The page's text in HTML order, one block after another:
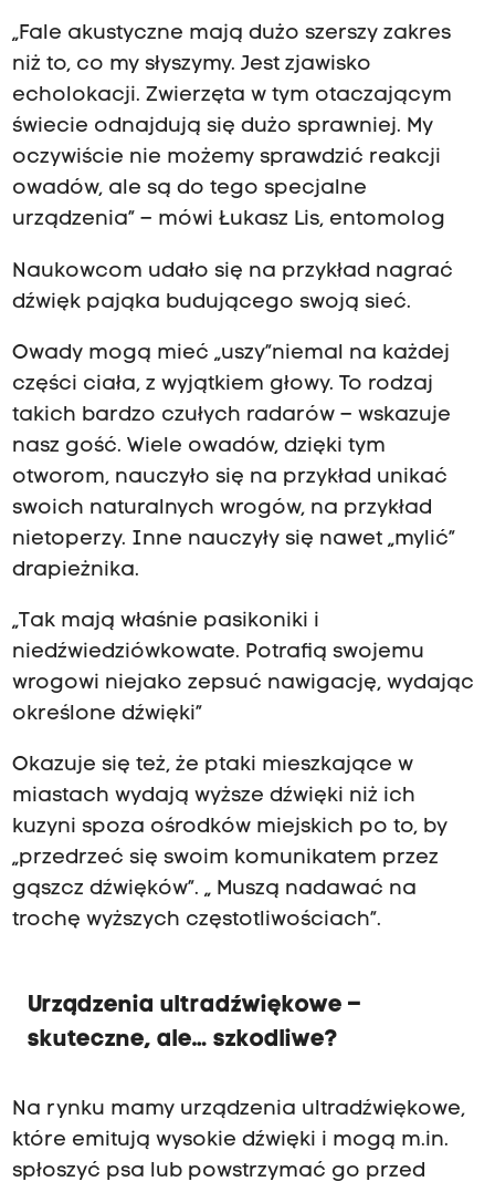
„Fale akustyczne mają dużo szerszy zakres
niż to, co my słyszymy. Jest zjawisko
echolokacji. Zwierzęta w tym otaczającym
świecie odnajdują się dużo sprawniej. My
oczywiście nie możemy sprawdzić reakcji
owadów, ale są do tego specjalne
urządzenia” – mówi Łukasz Lis, entomolog
Naukowcom udało się na przykład nagrać
dźwięk pająka budującego swoją sieć.
Owady mogą mieć „uszy”niemal na każdej
części ciała, z wyjątkiem głowy. To rodzaj
takich bardzo czułych radarów – wskazuje
nasz gość. Wiele owadów, dzięki tym
otworom, nauczyło się na przykład unikać
swoich naturalnych wrogów, na przykład
nietoperzy. Inne nauczyły się nawet „mylić”
drapieżnika.
„Tak mają właśnie pasikoniki i
niedźwiedziówkowate. Potrafią swojemu
wrogowi niejako zepsuć nawigację, wydając
określone dźwięki”
Okazuje się też, że ptaki mieszkające w
miastach wydają wyższe dźwięki niż ich
kuzyni spoza ośrodków miejskich po to, by
„przedrzeć się swoim komunikatem przez
gąszcz dźwięków”. „ Muszą nadawać na
trochę wyższych częstotliwościach”.
Urządzenia ultradźwiękowe –
skuteczne, ale… szkodliwe?
Na rynku mamy urządzenia ultradźwiękowe,
które emitują wysokie dźwięki i mogą m.in.
spłoszyć psa lub powstrzymać go przed